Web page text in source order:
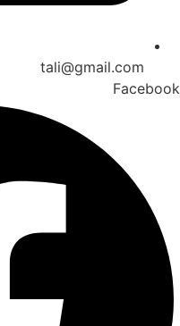
tali@gmail.com
Facebook